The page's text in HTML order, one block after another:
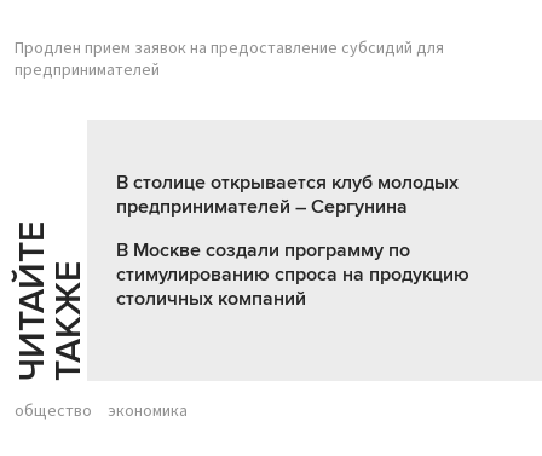
Продлен прием заявок на предоставление субсидий для
предпринимателей
Ч
И
Т
АЙ
Т
Е
Т
А
К
ЖЕ
В столице открывается клуб молодых
предпринимателей – Сергунина
В Москве создали программу по
стимулированию спроса на продукцию
столичных компаний
общество экономика